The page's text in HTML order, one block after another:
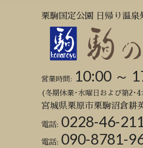
栗駒国定公園 日帰り温泉
営業時間: 10:00 ～
(冬期休業･水曜日および第2･
宮城県栗原市栗駒沼倉耕
電話: 0228-46-
電話: 090-8781-